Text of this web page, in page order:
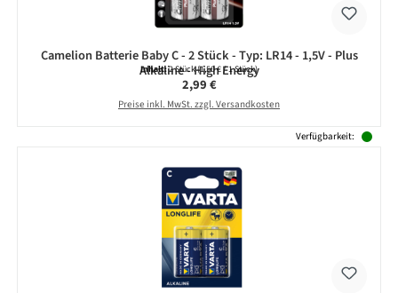
Camelion Batterie Baby C - 2 Stück - Typ: LR14 - 1,5V - Plus
Alkaline - High Energy
Inhalt:2 Stück(1,50 € / 1 Stück)
Regulärer Preis:
2,99 €
Preise inkl. MwSt. zzgl. Versandkosten
Verfügbarkeit: